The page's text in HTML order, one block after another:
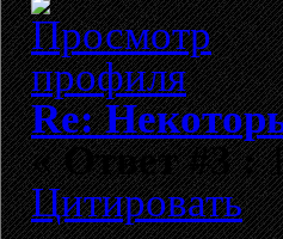
Re:
«Ответ #3 :
Цитировать